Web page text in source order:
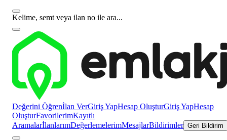
Kelime, semt veya ilan no ile ara...
Değerini Öğrenİlan VerGiriş YapHesap OluşturGiriş YapHesap
OluşturFavorilerimKayıtlı
AramalarİlanlarımDeğerlemelerimMesajlarBildirimler Geri Bildirim